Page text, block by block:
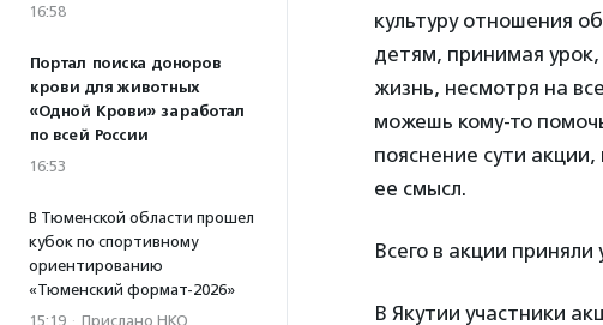
16:58
Портал поиска доноров
крови для животных
«Одной Крови» заработал
по всей России
16:53
В Тюменской области прошел
кубок по спортивному
ориентированию
«Тюменский формат-2026»
15:19 · Прислано НКО
культуру отношения
детям, принимая
жизнь, несмотря на
можешь кому-то
пояснение сути
ее смысл.
Всего в акции
В Якутии участники